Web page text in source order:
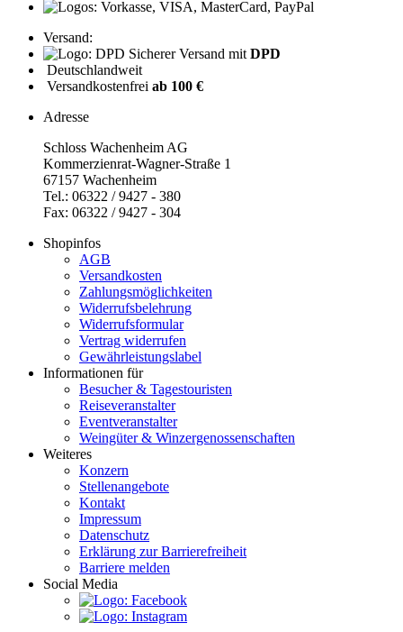
Versand:
Sicherer Versand mit DPD
Deutschlandweit
Versandkostenfrei ab 100 €
Adresse
Schloss Wachenheim AG
Kommerzienrat-Wagner-Straße 1
67157 Wachenheim
Tel.: 06322 / 9427 - 380
Fax: 06322 / 9427 - 304
Shopinfos
AGB
Versandkosten
Zahlungsmöglichkeiten
Widerrufsbelehrung
Widerrufsformular
Vertrag widerrufen
Gewährleistungslabel
Informationen für
Besucher & Tagestouristen
Reiseveranstalter
Eventveranstalter
Weingüter & Winzergenossenschaften
Weiteres
Konzern
Stellenangebote
Kontakt
Impressum
Datenschutz
Erklärung zur Barrierefreiheit
Barriere melden
Social Media